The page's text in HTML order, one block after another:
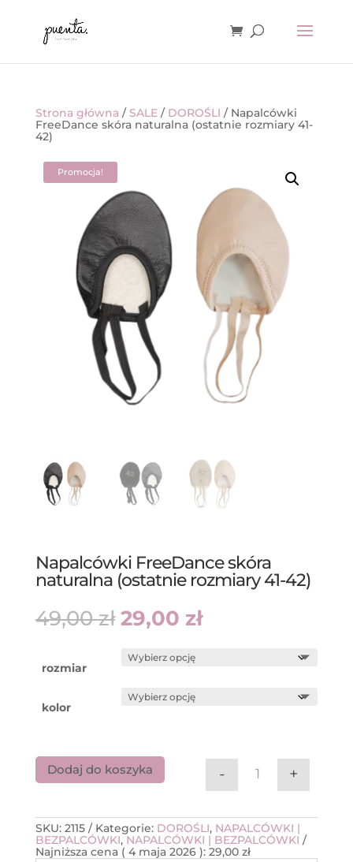
Strona główna / SALE/ DOROŚLI / Napalcówki
FreeDance skóra naturalna (ostatnie rozmiary 41-
42)
Promocja!
Napalcówki FreeDance skóra
naturalna (ostatnie rozmiary 41-42)
49,00zł Pierwotna
cena
49,00 zł.
29,00 złAktualna
cena
rozmiar
kolor
ilość
- +
Dodaj do koszyka
SKU: 2115 Kategorie: DOROŚLI, NAPALCÓWKI |
BEZPALCÓWKI, NAPALCÓWKI | BEZPALCÓWKI
Najniższa cena ( 4 maja 2026): 29,00 zł